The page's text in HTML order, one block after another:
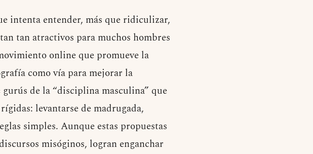
intenta entender, más que ridiculizar,
tan atractivos para muchos hombres
online que promueve la
como vía para mejorar la
de la “disciplina masculina” que
levantarse de madrugada,
simples. Aunque estas propuestas
misóginos, logran enganchar